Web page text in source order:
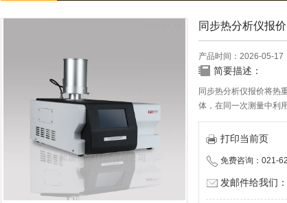
同步热分析仪报价
产品时间：2026-05-17
简要描述：
同步热分析仪报价将热
体，在同一次测量中利
打印当前页
免费咨询：021-
发邮件给我们